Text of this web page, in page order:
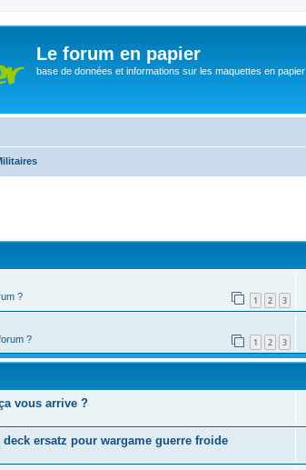
Le forum en papier
base de données et informations sur les maquettes en papier
? 1 2 3
? 1 2 3
vous arrive ?
ersatz pour wargame guerre froide